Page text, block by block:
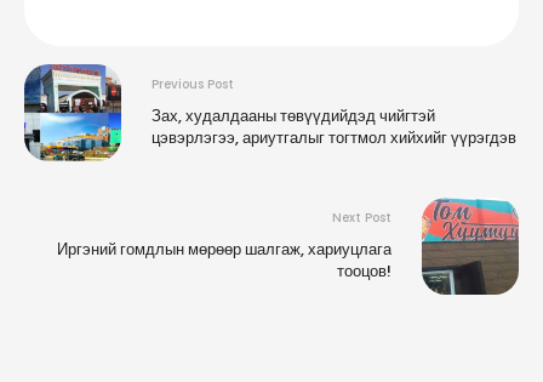
Previous Post
Зах, худалдааны төвүүдийдэд чийгтэй
цэвэрлэгээ, ариутгалыг тогтмол хийхийг үүрэгдэв
Next Post
Иргэний гомдлын мөрөөр шалгаж, хариуцлага
тооцов!